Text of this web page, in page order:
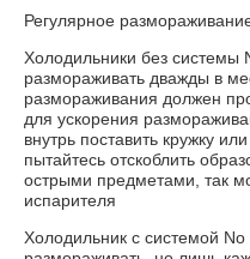
Регулярное
Холодильники без системы
размораживать дважды в
размораживания должен
для ускорения
внутрь поставить кружку
пытайтесь отскоблить
острыми предметами, так
испарителя
Холодильник с системой